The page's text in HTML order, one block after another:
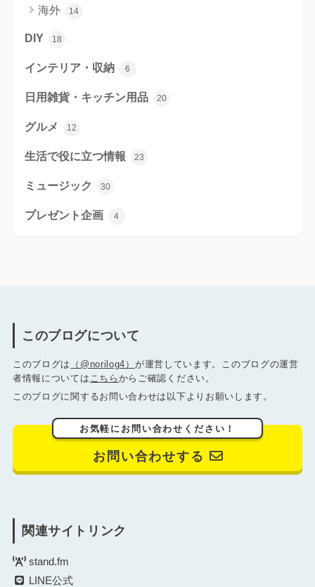
海外 14
DIY 18
インテリア・収納 6
日用雑貨・キッチン用品 20
グルメ 12
生活で役に立つ情報 23
ミュージック 30
プレゼント企画 4
このブログについて
このブログは （@norilog4） が運営しています。このブログの運営
者情報については こちら からご確認ください。
このブログに関するお問い合わせは以下よりお願いします。
お気軽にお問い合わせください！
お問い合わせする
関連サイトリンク
stand.fm
LINE公式